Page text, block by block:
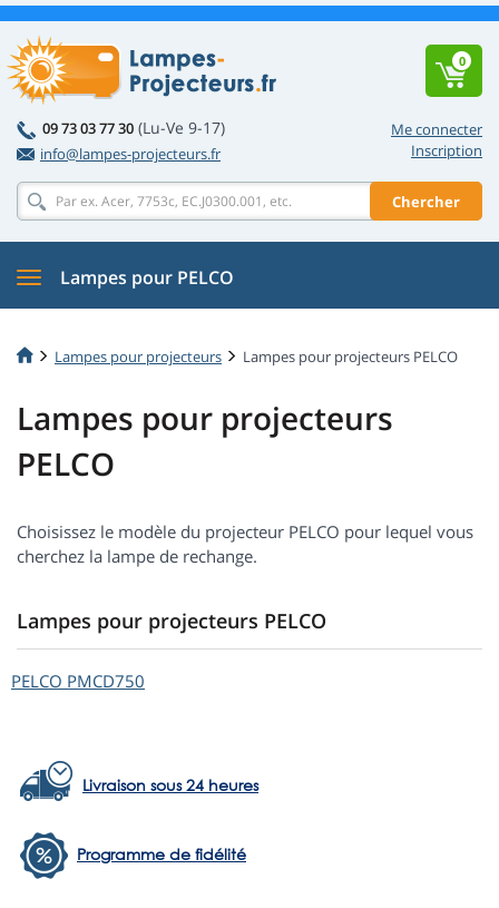
Me connecter
Inscription
09 73 03 77 30 (Lu-Ve 9-17)
info@lampes-projecteurs.fr
Chercher
0
Lampes pour PELCO
Lampes pour projecteurs Lampes pour projecteurs PELCO
Lampes pour projecteurs
PELCO
Choisissez le modèle du projecteur PELCO pour lequel vous
cherchez la lampe de rechange.
Lampes pour projecteurs PELCO
PELCO PMCD750
Livraison sous 24 heures
Programme de fidélité